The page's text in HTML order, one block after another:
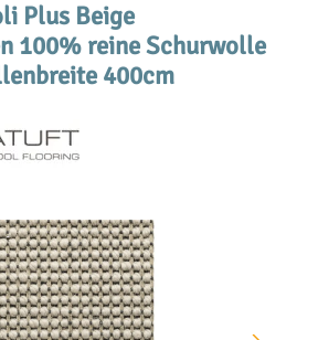
Plus Beige
100% reine Schurwolle
400cm